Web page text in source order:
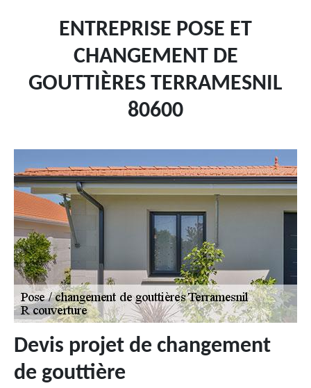
ENTREPRISE POSE ET
CHANGEMENT DE
GOUTTIÈRES TERRAMESNIL
80600
Devis projet de changement
de gouttière